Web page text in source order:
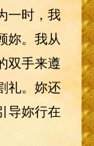
一时，我
妳。我从
双手来遵
礼。妳还
导妳行在